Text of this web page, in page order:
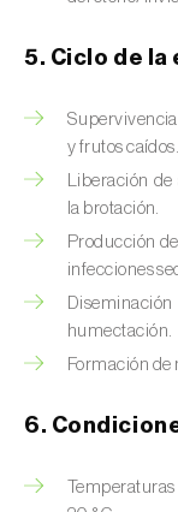
5. Ciclo de la
y frutos caídos.
Liberación
la brotación.
Producción
infecciones
humectación.
Formación de
6.